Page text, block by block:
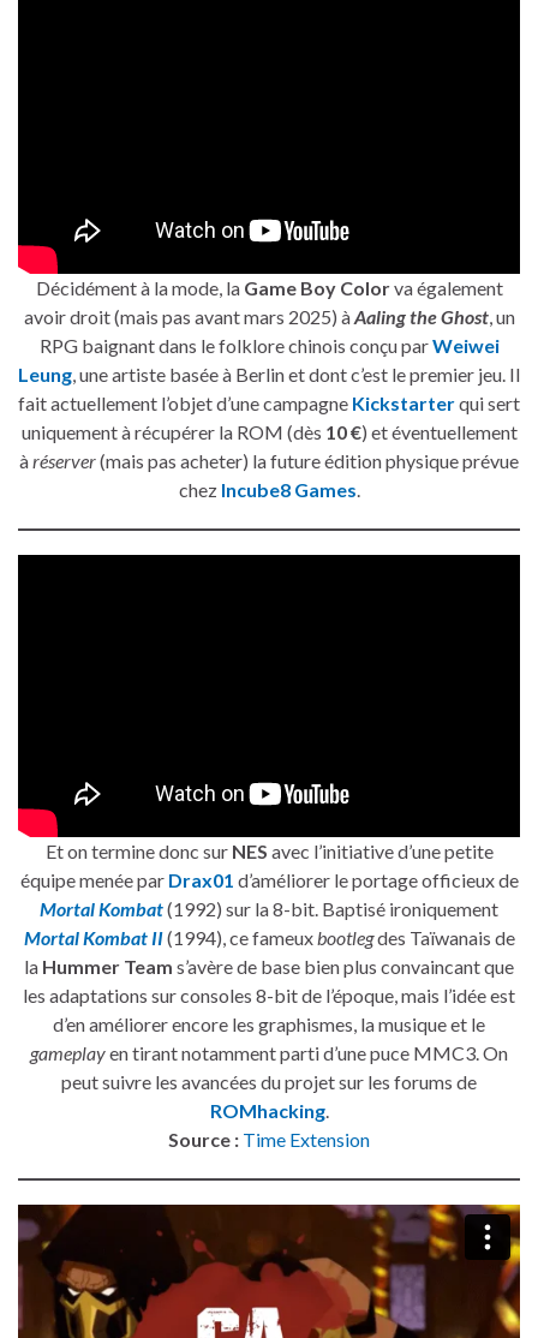
Décidément à la mode, la Game Boy Colorva également
avoir droit (mais pas avant mars 2025) àAaling the Ghost, un
RPG baignant dans le folklore chinois conçu parWeiwei
Leung, une artiste basée à Berlin et dont c’est le premier jeu. Il
fait actuellement l’objet d’une campagne Kickstarterqui sert
uniquement à récupérer la ROM (dès 10 €) et éventuellement
àréserver(mais pas acheter) la future édition physique prévue
chez Incube8 Games.
Et on termine donc sur NES avec l’initiative d’une petite
équipe menée par Drax01 d’améliorer le portage officieux de
Mortal Kombat(1992) sur la 8-bit. Baptisé ironiquement
Mortal Kombat II(1994), ce fameuxbootlegdes Taïwanais de
la Hummer Team s’avère de base bien plus convaincant que
les adaptations sur consoles 8-bit de l’époque, mais l’idée est
d’en améliorer encore les graphismes, la musique et le
gameplayen tirant notamment parti d’une puce MMC3. On
peut suivre les avancées du projet sur les forums de
ROMhacking.
Source : Time Extension